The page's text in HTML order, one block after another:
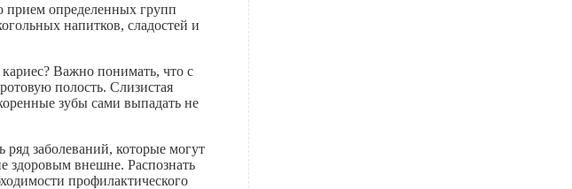
прием определенных групп
напитков, сладостей и
Важно понимать, что с
полость. Слизистая
зубы сами выпадать не
заболеваний, которые могут
здоровым внешне. Распознать
профилактического